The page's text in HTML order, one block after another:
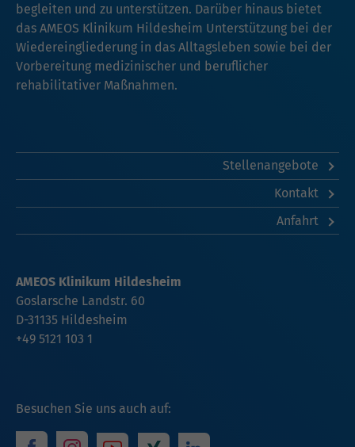
begleiten und zu unterstützen. Darüber hinaus bietet
das AMEOS Klinikum Hildesheim Unterstützung bei der
Wiedereingliederung in das Alltagsleben sowie bei der
Vorbereitung medizinischer und beruflicher
rehabilitativer Maßnahmen.
Stellenangebote
Kontakt
Anfahrt
Besuchen Sie uns auch auf:
AMEOS Klinikum Hildesheim
Goslarsche Landstr. 60
D-31135 Hildesheim
+49 5121 103 1